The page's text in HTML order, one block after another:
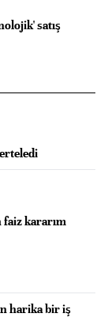
satış
faiz kararım
harika bir iş